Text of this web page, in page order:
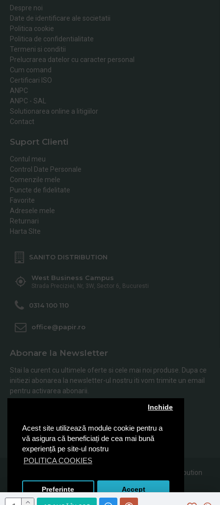
Acest site utilizează module cookie pentru a
vă asigura că beneficiați de cea mai bună
experiență pe site-ul nostru
POLITICA COOKIES
Inchide
Preferinte Accept
Despre noi
Date de identificare ale societatii
Politica cookie
Politica de confidentialitate
Termeni si conditii
Prelucrarea datelor cu caracter personal
Cum comand
Certificari ISO
ANPC
ANPC - SAL
Solutionarea online a litigiilor
Contact
Suport Clienti
Contul meu
Control Date Personale
Comenzile mele
Puncte de fidelitate
Favorite
Adresele mele
Returnari
Harta SIte
SANITO DISTRIBUTION
West Business Campus
Strada Preciziei, Nr, 3W, Sector 6, Bucuresti
0314 100 110
office@papir.ro
Abonare la Newsletter
Stai la curent cu ultimele oferte si cele mai noi produse. Dupa ce
initiezi abonarea la newsletter-ul nostru iti vom trimite un email
pentru activarea abonarii.
Abonare
Am citit şi sunt de acord cu Politica de Confidentialitate
© 2019, Papir.ro, Toate drepturile rezervate Sanito Distribution